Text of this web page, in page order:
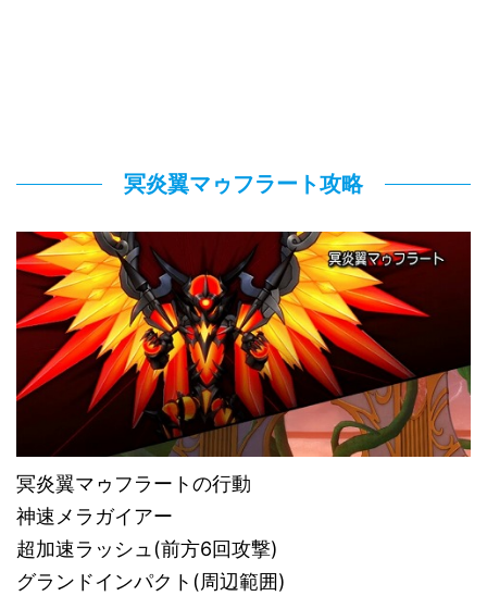
冥炎翼マゥフラート攻略
冥炎翼マゥフラートの行動
神速メラガイアー
超加速ラッシュ(前方6回攻撃)
グランドインパクト(周辺範囲)